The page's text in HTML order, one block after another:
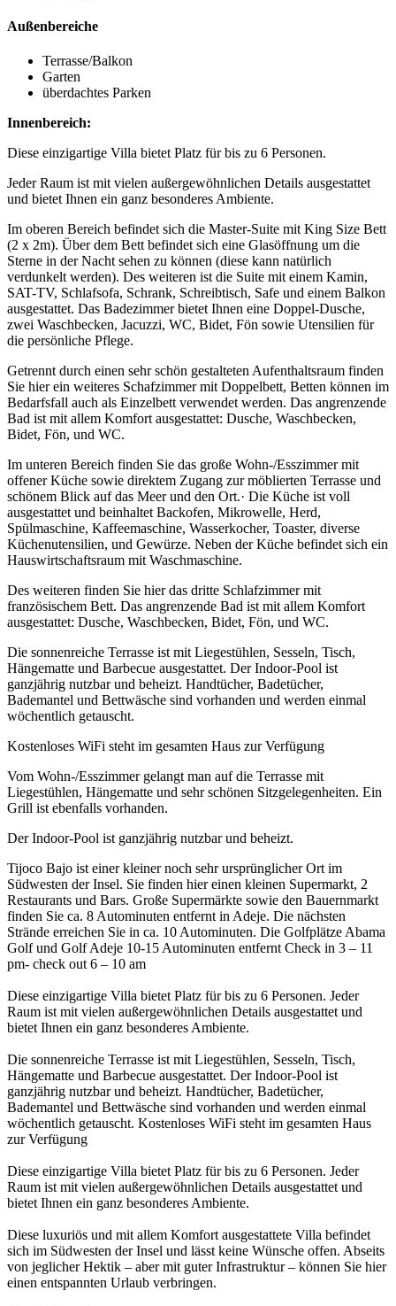
Außenbereiche
Terrasse/Balkon
Garten
überdachtes Parken
Innenbereich:
Diese einzigartige Villa bietet Platz für bis zu 6 Personen.
Jeder Raum ist mit vielen außergewöhnlichen Details ausgestattet
und bietet Ihnen ein ganz besonderes Ambiente.
Im oberen Bereich befindet sich die Master-Suite mit King Size Bett
(2 x 2m). Über dem Bett befindet sich eine Glasöffnung um die
Sterne in der Nacht sehen zu können (diese kann natürlich
verdunkelt werden). Des weiteren ist die Suite mit einem Kamin,
SAT-TV, Schlafsofa, Schrank, Schreibtisch, Safe und einem Balkon
ausgestattet. Das Badezimmer bietet Ihnen eine Doppel-Dusche,
zwei Waschbecken, Jacuzzi, WC, Bidet, Fön sowie Utensilien für
die persönliche Pflege.
Getrennt durch einen sehr schön gestalteten Aufenthaltsraum finden
Sie hier ein weiteres Schafzimmer mit Doppelbett, Betten können im
Bedarfsfall auch als Einzelbett verwendet werden. Das angrenzende
Bad ist mit allem Komfort ausgestattet: Dusche, Waschbecken,
Bidet, Fön, und WC.
Im unteren Bereich finden Sie das große Wohn-/Esszimmer mit
offener Küche sowie direktem Zugang zur möblierten Terrasse und
schönem Blick auf das Meer und den Ort.· Die Küche ist voll
ausgestattet und beinhaltet Backofen, Mikrowelle, Herd,
Spülmaschine, Kaffeemaschine, Wasserkocher, Toaster, diverse
Küchenutensilien, und Gewürze. Neben der Küche befindet sich ein
Hauswirtschaftsraum mit Waschmaschine.
Des weiteren finden Sie hier das dritte Schlafzimmer mit
französischem Bett. Das angrenzende Bad ist mit allem Komfort
ausgestattet: Dusche, Waschbecken, Bidet, Fön, und WC.
Die sonnenreiche Terrasse ist mit Liegestühlen, Sesseln, Tisch,
Hängematte und Barbecue ausgestattet. Der Indoor-Pool ist
ganzjährig nutzbar und beheizt. Handtücher, Badetücher,
Bademantel und Bettwäsche sind vorhanden und werden einmal
wöchentlich getauscht.
Kostenloses WiFi steht im gesamten Haus zur Verfügung
Vom Wohn-/Esszimmer gelangt man auf die Terrasse mit
Liegestühlen, Hängematte und sehr schönen Sitzgelegenheiten. Ein
Grill ist ebenfalls vorhanden.
Der Indoor-Pool ist ganzjährig nutzbar und beheizt.
Tijoco Bajo ist einer kleiner noch sehr ursprünglicher Ort im
Südwesten der Insel. Sie finden hier einen kleinen Supermarkt, 2
Restaurants und Bars. Große Supermärkte sowie den Bauernmarkt
finden Sie ca. 8 Autominuten entfernt in Adeje. Die nächsten
Strände erreichen Sie in ca. 10 Autominuten. Die Golfplätze Abama
Golf und Golf Adeje 10-15 Autominuten entfernt Check in 3 – 11
pm- check out 6 – 10 am
Diese einzigartige Villa bietet Platz für bis zu 6 Personen. Jeder
Raum ist mit vielen außergewöhnlichen Details ausgestattet und
bietet Ihnen ein ganz besonderes Ambiente.
Die sonnenreiche Terrasse ist mit Liegestühlen, Sesseln, Tisch,
Hängematte und Barbecue ausgestattet. Der Indoor-Pool ist
ganzjährig nutzbar und beheizt. Handtücher, Badetücher,
Bademantel und Bettwäsche sind vorhanden und werden einmal
wöchentlich getauscht. Kostenloses WiFi steht im gesamten Haus
zur Verfügung
Diese einzigartige Villa bietet Platz für bis zu 6 Personen. Jeder
Raum ist mit vielen außergewöhnlichen Details ausgestattet und
bietet Ihnen ein ganz besonderes Ambiente.
Diese luxuriös und mit allem Komfort ausgestattete Villa befindet
sich im Südwesten der Insel und lässt keine Wünsche offen. Abseits
von jeglicher Hektik – aber mit guter Infrastruktur – können Sie hier
einen entspannten Urlaub verbringen.